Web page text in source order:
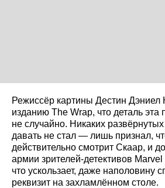
Режиссёр картины Дестин Дэниел
изданию The Wrap, что деталь эта
не случайно. Никаких
давать не стал — лишь признал,
действительно смотрит Скаар, и
армии зрителей-детективов
что ускользает, даже наполовину
реквизит на захламлённом столе.